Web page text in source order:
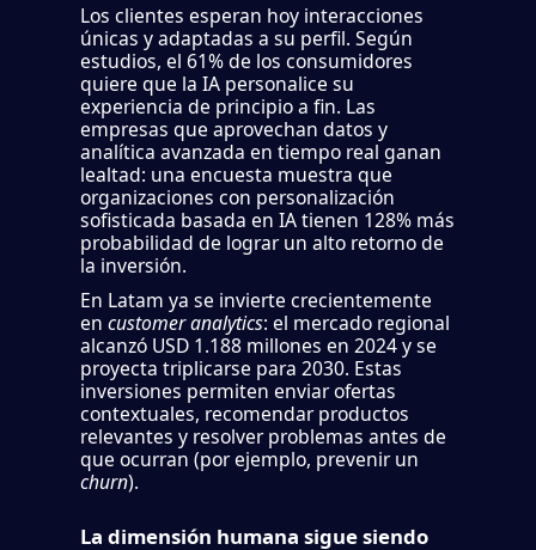
Los clientes esperan hoy interacciones
únicas y adaptadas a su perfil. Según
estudios, el 61% de los consumidores
quiere que la IA personalice su
experiencia de principio a fin. Las
empresas que aprovechan datos y
analítica avanzada en tiempo real ganan
lealtad: una encuesta muestra que
organizaciones con personalización
sofisticada basada en IA tienen 128% más
probabilidad de lograr un alto retorno de
la inversión.
En Latam ya se invierte crecientemente
encustomer analytics: el mercado regional
alcanzó USD 1.188 millones en 2024 y se
proyecta triplicarse para 2030. Estas
inversiones permiten enviar ofertas
contextuales, recomendar productos
relevantes y resolver problemas antes de
que ocurran (por ejemplo, prevenir un
churn).
La dimensión humana sigue siendo